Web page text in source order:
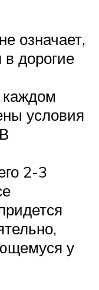
означает,
дорогие
каждом
условия
2-3
у